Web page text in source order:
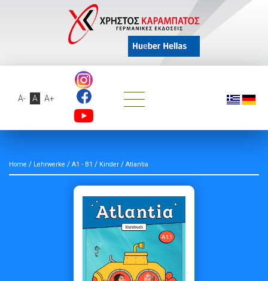
A- A A+
Home / Lehrwerke / A1 - B1 / Kinder / Atlantia